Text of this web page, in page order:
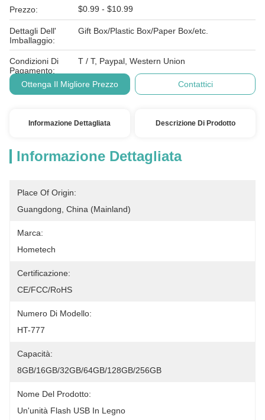
Prezzo: $0.99 - $10.99
Dettagli Dell'
Imballaggio:
Gift Box/Plastic Box/Paper Box/etc.
Condizioni Di
Pagamento:
T / T, Paypal, Western Union
Ottenga Il Migliore Prezzo Contattici
Informazione Dettagliata Descrizione Di Prodotto
Informazione Dettagliata
Place Of Origin:
Guangdong, China (Mainland)
Marca:
Hometech
Certificazione:
CE/FCC/RoHS
Numero Di Modello:
HT-777
Capacità:
8GB/16GB/32GB/64GB/128GB/256GB
Nome Del Prodotto:
Un'unità Flash USB In Legno